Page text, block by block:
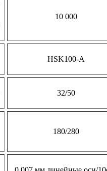
10 000
НSK100-А
32/50
180/280